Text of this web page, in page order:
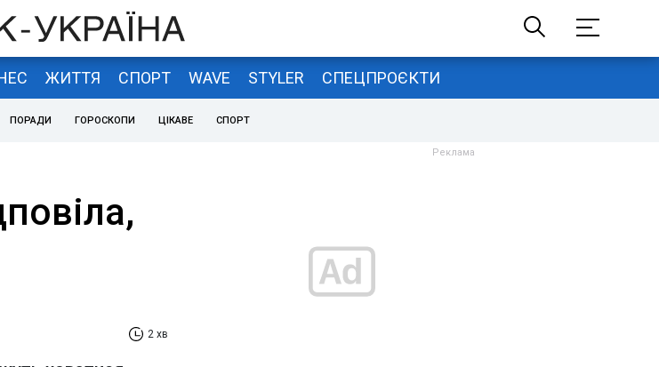
ЖИТТЯ СПОРТ WAVE STYLER СПЕЦПРОЄКТИ
ПОРАДИ ГОРОСКОПИ ЦІКАВЕ СПОРТ
2 хв